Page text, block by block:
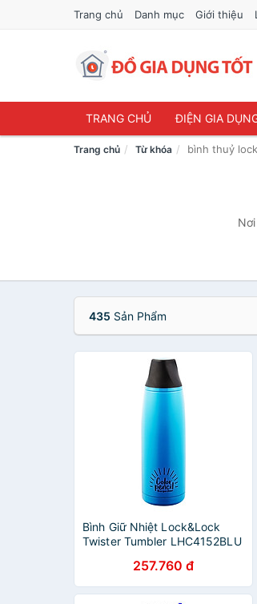
Trang chủ Danh mục Giới thiệu
TRANG CHỦ ĐIỆN GIA
Trang chủ Từ khóa bình thuỷ
435 Sản Phẩm
Bình Giữ Nhiệt Lock&Lock
Twister Tumbler LHC4152BLU
257.760 đ